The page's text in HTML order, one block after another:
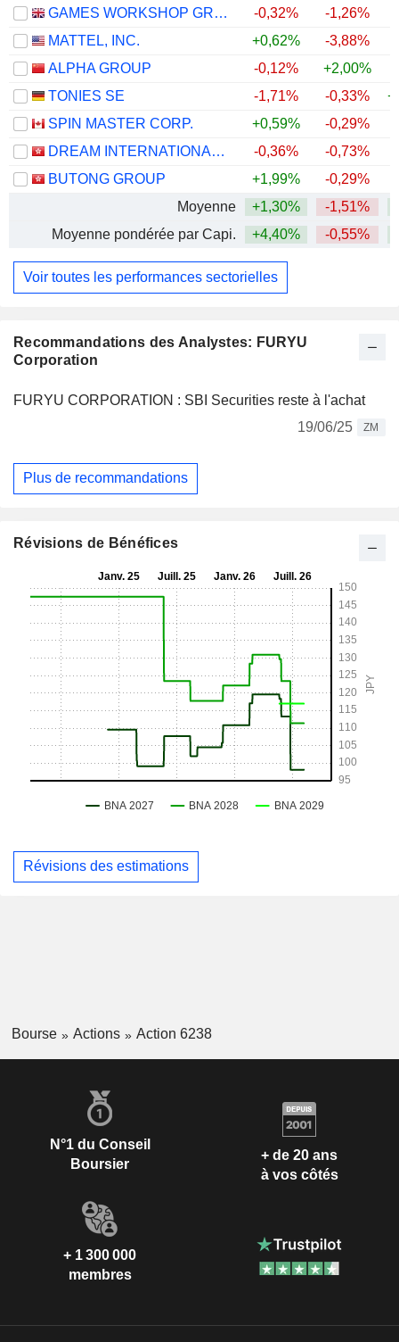
Recommandations des Analystes: FURYU
Corporation
FURYU CORPORATION : SBI Securities reste à l'achat
19/06/25
ZM
Plus de recommandations
GAMES WORKSHOP GROUP PLC
-0,32% -1,26%
MATTEL, INC.
+0,62% -3,88%
ALPHA GROUP
-0,12% +2,00%
TONIES SE
-1,71% -0,33%
SPIN MASTER CORP.
+0,59% -0,29%
DREAM INTERNATIONAL LIMITED
-0,36% -0,73%
BUTONG GROUP
+1,99%
-0,29%
Moyenne
+1,30% -1,51%
Moyenne pondérée par Capi.
+4,40% -0,55%
Voir toutes les performances sectorielles
Révisions de Bénéfices
Révisions des estimations
Bourse Actions Action 6238
N°1 du Conseil
Boursier
+ de 20 ans
à vos côtés
+ 1 300 000
membres